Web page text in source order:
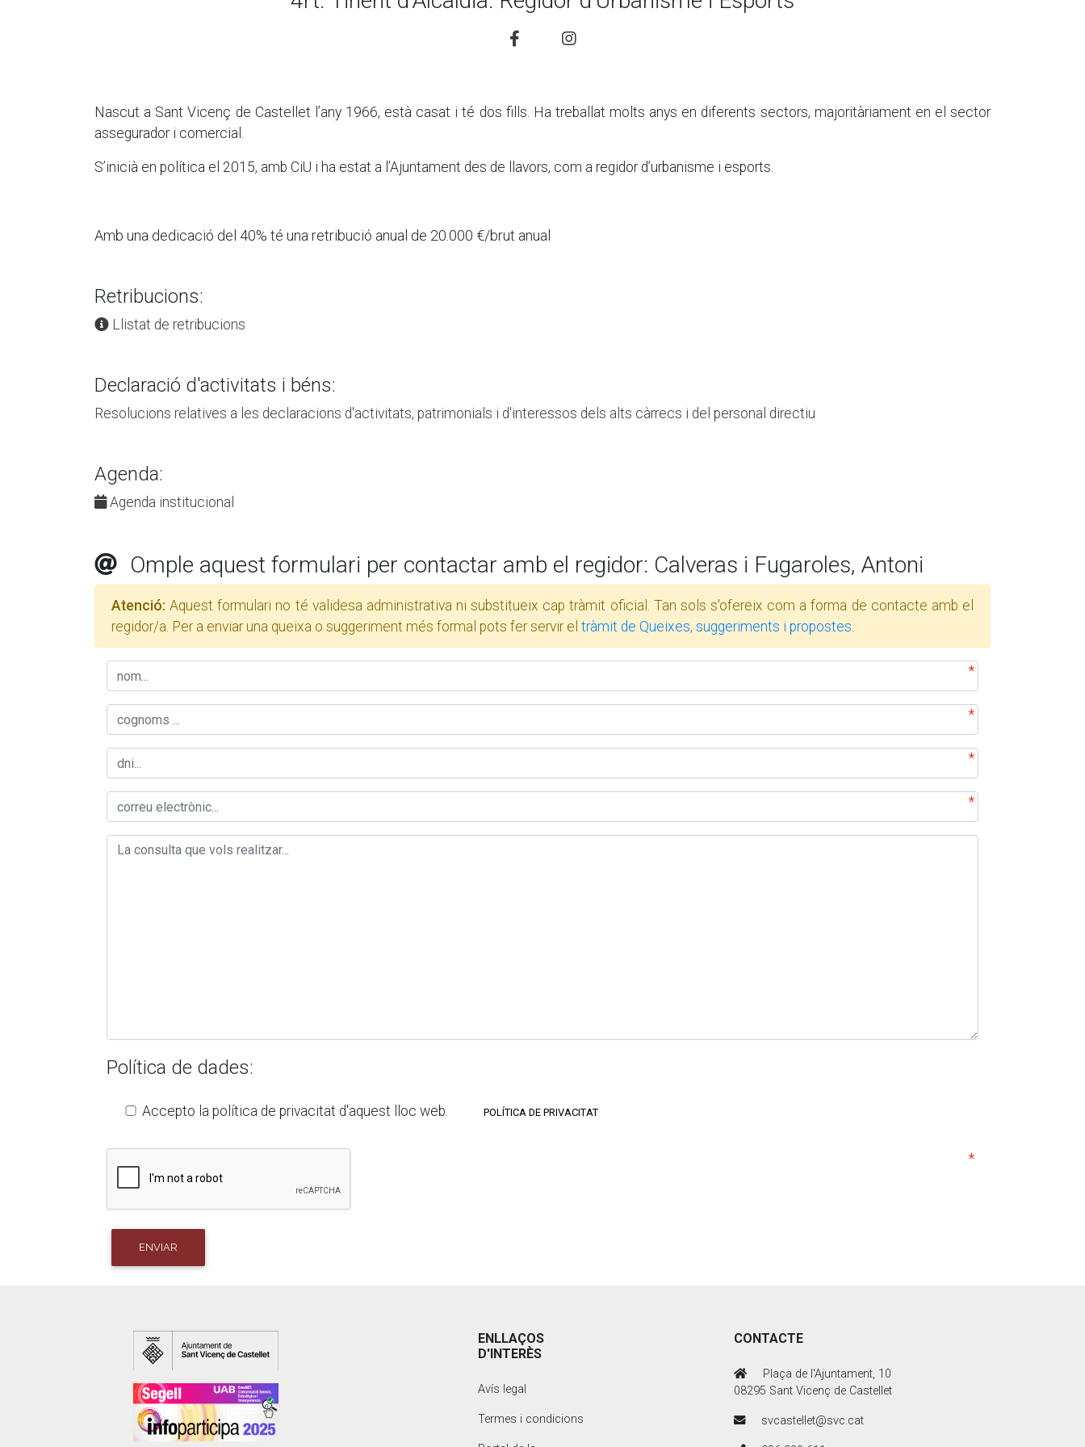
Nascut a Sant Vicenç de Castellet l’any 1966, està casat i té dos fills. Ha treballat molts anys en diferents sectors, majoritàriament en el sector
assegurador i comercial.
S’inicià en política el 2015, amb CiU i ha estat a l’Ajuntament des de llavors, com a regidor d’urbanisme i esports.
Amb una dedicació del 40% té una retribució anual de 20.000 €/brut anual
Retribucions:
Llistat de retribucions
Declaració d'activitats i béns:
Resolucions relatives a les declaracions d'activitats, patrimonials i d'interessos dels alts càrrecs i del personal directiu
Agenda:
Agenda institucional
Omple aquest formulari per contactar amb el regidor: Calveras i Fugaroles, Antoni
Atenció: Aquest formulari no té validesa administrativa ni substitueix cap tràmit oficial. Tan sols s'ofereix com a forma de contacte amb el
regidor/a. Per a enviar una queixa o suggeriment més formal pots fer servir el tràmit de Queixes, suggeriments i propostes.
Política de dades:
Accepto la política de privacitat d'aquest lloc web. POLÍTICA DE PRIVACITAT
ENVIAR
ENLLAÇOS
D'INTERÈS
Avís legal
Termes i condicions
CONTACTE
Plaça de l'Ajuntament, 10
08295 Sant Vicenç de Castellet
svcastellet@svc.cat